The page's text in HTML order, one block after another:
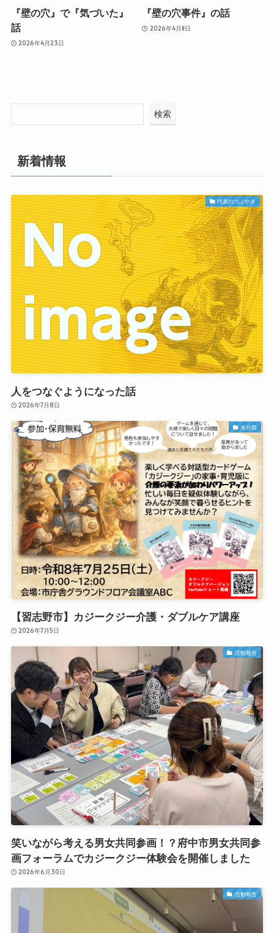
『壁の穴』で『気づいた』
話
2026年4月23日
『壁の穴事件』の話
2026年4月11日
検索
新着情報
代表のつぶやき
人をつなぐようになった話
2026年7月8日
未分類
【習志野市】カジークジー介護・ダブルケア講座
2026年7月5日
活動報告
笑いながら考える男女共同参画！？府中市男女共同参
画フォーラムでカジークジー体験会を開催しました
2026年6月30日
活動報告